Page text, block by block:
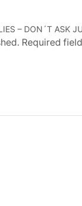
– DON´T ASK
Required